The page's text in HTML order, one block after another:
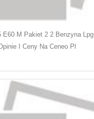
E60 M Pakiet 2 2 Benzyna Lpg
I Ceny Na Ceneo Pl